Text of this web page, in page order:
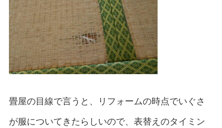
畳屋の目線で言うと、リフォームの時点でいぐさ
が服についてきたらしいので、表替えのタイミン